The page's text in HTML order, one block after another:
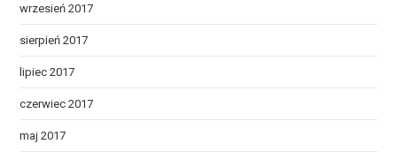
wrzesień 2017
sierpień 2017
lipiec 2017
czerwiec 2017
maj 2017